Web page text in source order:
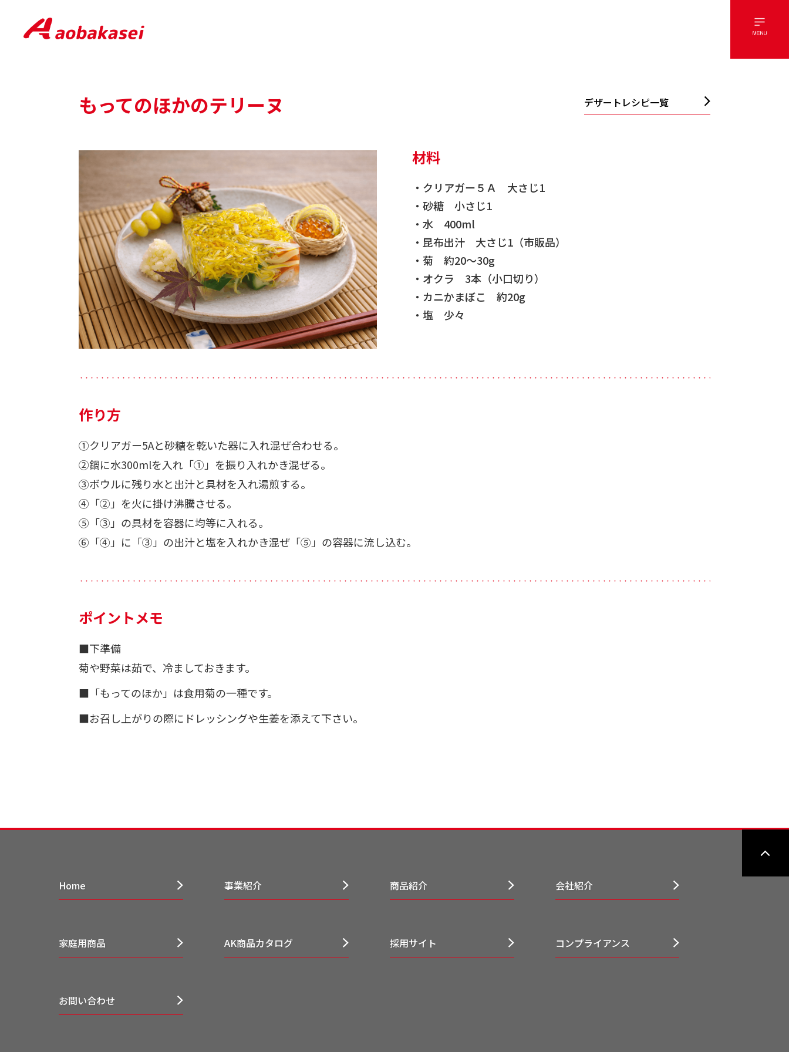
もってのほかのテリーヌ デザートレシピ一覧
材料
・クリアガー５Ａ 大さじ1
・砂糖 小さじ1
・水 400ml
・昆布出汁 大さじ1（市販品）
・菊 約20～30g
・オクラ 3本（小口切り）
・カニかまぼこ 約20g
・塩 少々
・・・・・・・・・・・・・・・・・・・・・・・・・・・・・・・・・・・・・・・・・・・・・・・・・・・・・・・・・・・・・・・・・・・・・・・・・・・・・・・・・・・・・・・・・・・・・・・・・・・・・・・・・・・・・・・・・・・・・・・・・・・・・・・・・・・・
作り方
①クリアガー5Aと砂糖を乾いた器に入れ混ぜ合わせる。
②鍋に水300mlを入れ「①」を振り入れかき混ぜる。
③ボウルに残り水と出汁と具材を入れ湯煎する。
④「②」を火に掛け沸騰させる。
⑤「③」の具材を容器に均等に入れる。
⑥「④」に「③」の出汁と塩を入れかき混ぜ「⑤」の容器に流し込む。
・・・・・・・・・・・・・・・・・・・・・・・・・・・・・・・・・・・・・・・・・・・・・・・・・・・・・・・・・・・・・・・・・・・・・・・・・・・・・・・・・・・・・・・・・・・・・・・・・・・・・・・・・・・・・・・・・・・・・・・・・・・・・・・・・・・・
ポイントメモ
■下準備
菊や野菜は茹で、冷ましておきます。
■「もってのほか」は食用菊の一種です。
■お召し上がりの際にドレッシングや生姜を添えて下さい。
Home 事業紹介 商品紹介 会社紹介
家庭用商品 AK商品カタログ 採用サイト コンプライアンス
お問い合わせ